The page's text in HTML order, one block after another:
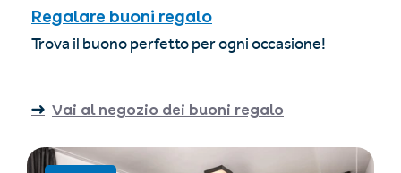
Regalare buoni regalo
Trova il buono perfetto per ogni occasione!
Vai al negozio dei buoni regalo